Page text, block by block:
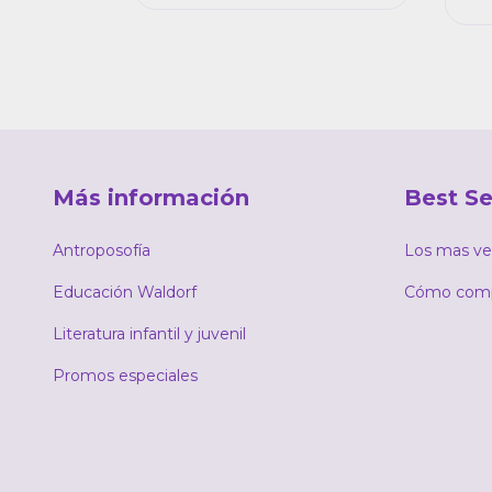
Más información
Antroposofía
Educación Waldorf
Literatura infantil y juvenil
Promos especiales
Best
Los mas
Cómo